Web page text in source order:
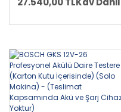
Daire Testere